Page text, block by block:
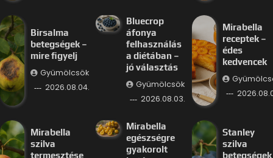
Birsalma
betegségek –
mire figyelj
Gyümölcsök
2026.08.04.
Bluecrop
áfonya
felhasználás
a diétában –
jó választás
Gyümölcsök
2026.08.03.
Mirabella
receptek –
édes
kedvencek
Mirabella
szilva
termesztése
Mirabella
egészségre
gyakorolt
Stanley
szilva
betegségek